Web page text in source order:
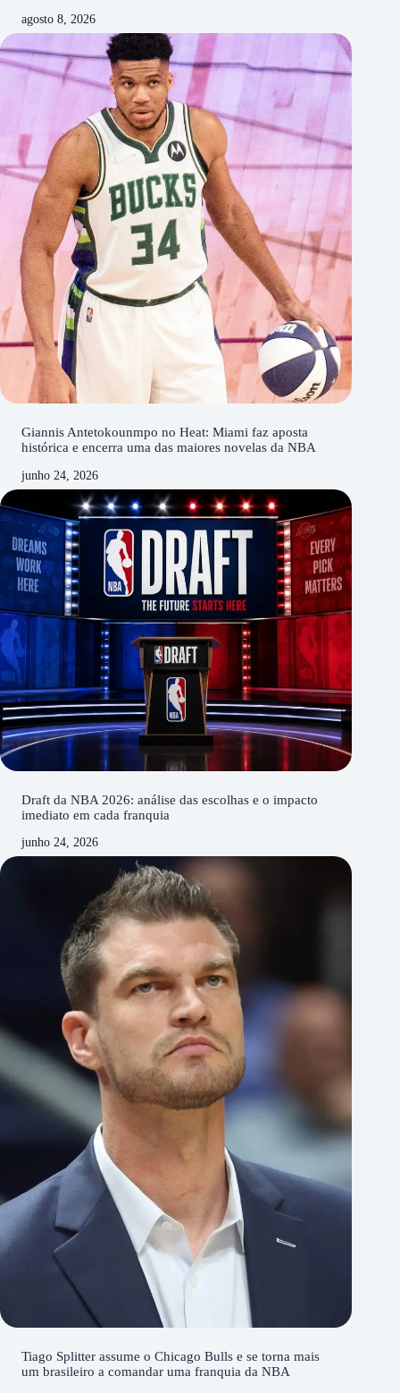
agosto 8, 2026
Giannis Antetokounmpo no Heat: Miami faz aposta
histórica e encerra uma das maiores novelas da NBA
junho 24, 2026
Draft da NBA 2026: análise das escolhas e o impacto
imediato em cada franquia
junho 24, 2026
Tiago Splitter assume o Chicago Bulls e se torna mais
um brasileiro a comandar uma franquia da NBA